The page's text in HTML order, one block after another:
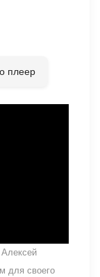
плеер
для своего